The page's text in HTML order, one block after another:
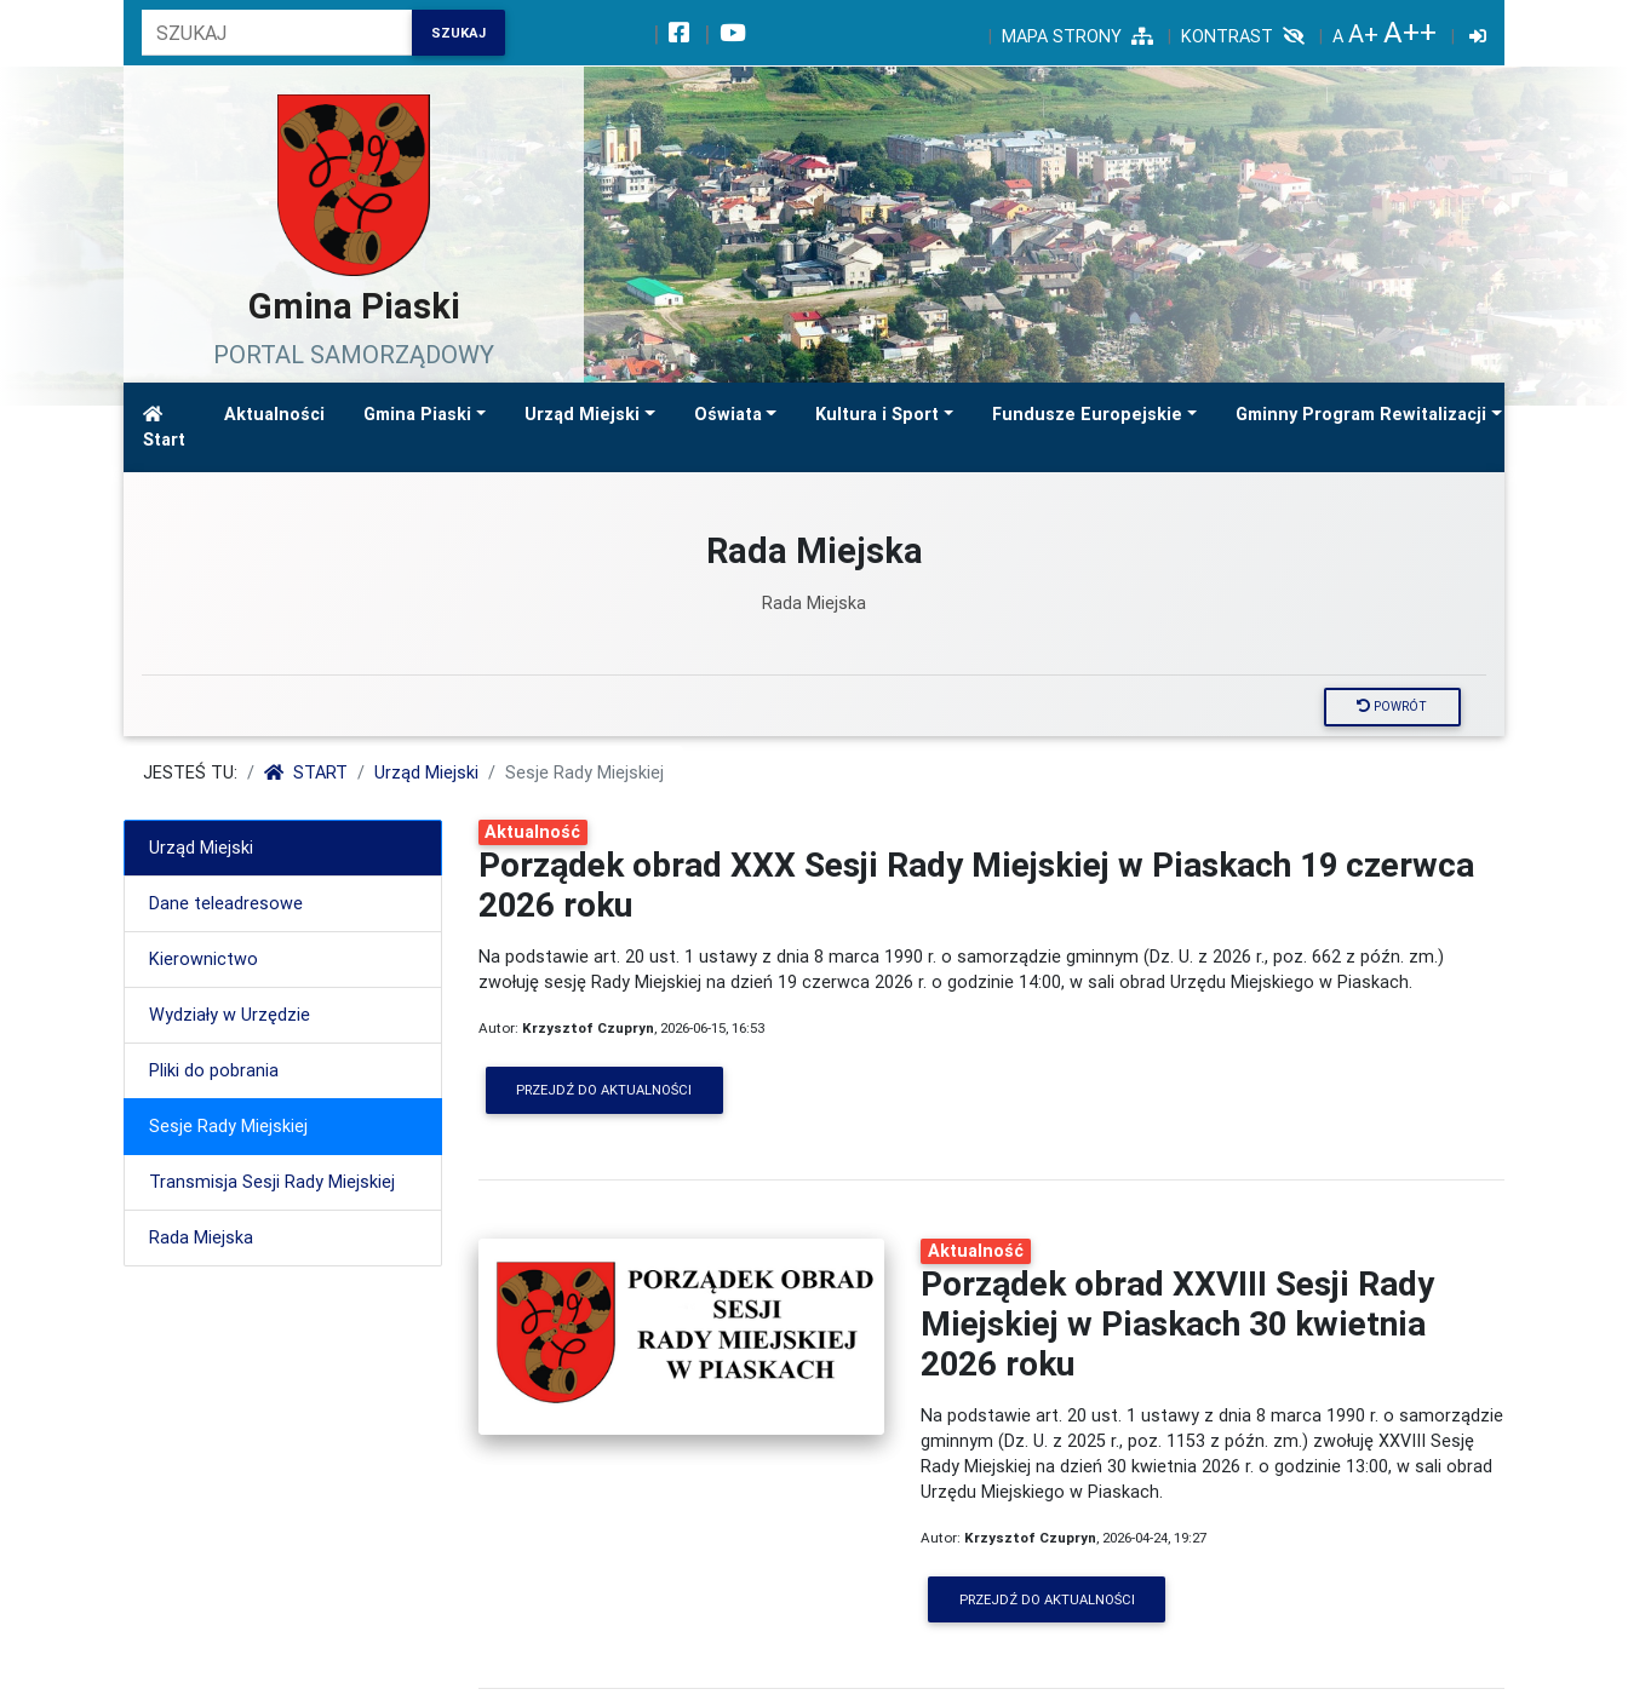
Przejdź do wyszukiwarki
Przejdź do treści głównej
Przejdź do stopki
Przejdź do menu górnego
Przejdź do mapy serwisu
SZUKAJ MAPA STRONY KONTRAST
Gmina Piaski
PORTAL SAMORZĄDOWY
Start
Aktualności Gmina Piaski Urząd Miejski Oświata Kultura i Sport Fundusze Europejskie Gminny Program Rewitalizacji
Rada Miejska
Rada Miejska
POWRÓT
JESTEŚ TU: START Urząd Miejski Sesje Rady Miejskiej
Urząd Miejski
Dane teleadresowe
Kierownictwo
Wydziały w Urzędzie
Pliki do pobrania
Sesje Rady Miejskiej
Transmisja Sesji Rady Miejskiej
Rada Miejska
Aktualność
Porządek obrad XXX Sesji Rady Miejskiej w Piaskach 19 czerwca
2026 roku
Na podstawie art. 20 ust. 1 ustawy z dnia 8 marca 1990 r. o samorządzie gminnym (Dz. U. z 2026 r., poz. 662 z późn. zm.)
zwołuję sesję Rady Miejskiej na dzień 19 czerwca 2026 r. o godzinie 14:00, w sali obrad Urzędu Miejskiego w Piaskach.
Autor: Krzysztof Czupryn, 2026-06-15, 16:53
PRZEJDŹ DO AKTUALNOŚCI
Aktualność
Porządek obrad XXVIII Sesji Rady
Miejskiej w Piaskach 30 kwietnia
2026 roku
Na podstawie art. 20 ust. 1 ustawy z dnia 8 marca 1990 r. o samorządzie
gminnym (Dz. U. z 2025 r., poz. 1153 z późn. zm.) zwołuję XXVIII Sesję
Rady Miejskiej na dzień 30 kwietnia 2026 r. o godzinie 13:00, w sali obrad
Urzędu Miejskiego w Piaskach.
Autor: Krzysztof Czupryn, 2026-04-24, 19:27
PRZEJDŹ DO AKTUALNOŚCI